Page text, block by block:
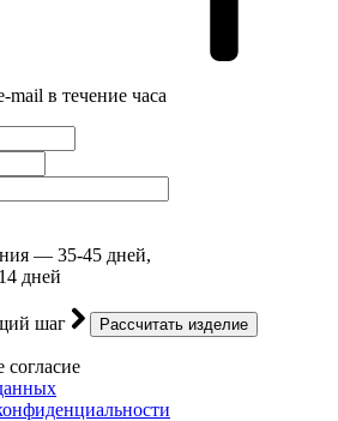
в течение часа
— 35-45 дней,
дней
шаг